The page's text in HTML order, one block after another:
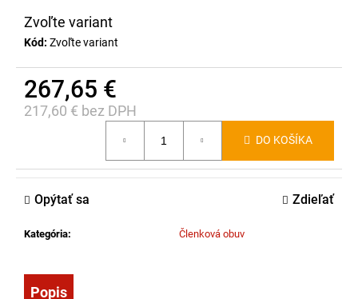
Zvoľte variant
Kód: Zvoľte variant
267,65 €
217,60 € bez DPH
DO KOŠÍKA
Kategória: Členková obuv
Opýtať sa Zdieľať
Popis
O
d
p
o
ú
č
e
NA
RUČNÉ
KONCOVIEK
HADÍC